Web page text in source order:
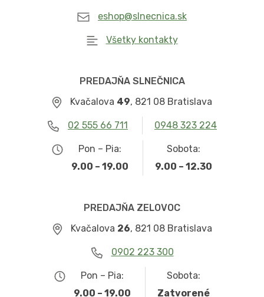
eshop@slnecnica.sk
Všetky kontakty
PREDAJŇA SLNEČNICA
Kvačalova 49, 821 08 Bratislava
02 555 66 711 0948 323 224
Pon – Pia:
9.00 – 19.00
Sobota:
9.00 – 12.30
PREDAJŇA ZELOVOC
Kvačalova 26, 821 08 Bratislava
0902 223 300
Pon – Pia:
9.00 – 19.00
Sobota:
Zatvorené